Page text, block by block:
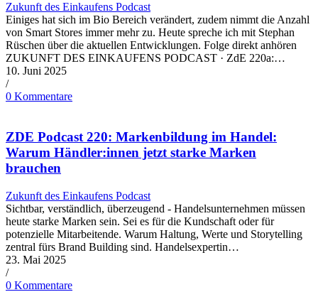
Zukunft des Einkaufens Podcast
Einiges hat sich im Bio Bereich verändert, zudem nimmt die Anzahl
von Smart Stores immer mehr zu. Heute spreche ich mit Stephan
Rüschen über die aktuellen Entwicklungen. Folge direkt anhören
ZUKUNFT DES EINKAUFENS PODCAST · ZdE 220a:…
10. Juni 2025
/
0 Kommentare
ZDE Podcast 220: Markenbildung im Handel:
Warum Händler:innen jetzt starke Marken
brauchen
Zukunft des Einkaufens Podcast
Sichtbar, verständlich, überzeugend - Handelsunternehmen müssen
heute starke Marken sein. Sei es für die Kundschaft oder für
potenzielle Mitarbeitende. Warum Haltung, Werte und Storytelling
zentral fürs Brand Building sind. Handelsexpertin…
23. Mai 2025
/
0 Kommentare